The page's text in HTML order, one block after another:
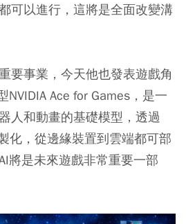
可以進行，這將是全面改變溝
要事業，今天他也發表遊戲角
NVIDIA Ace for Games，是一
人和動畫的基礎模型，透過
化，從邊緣裝置到雲端都可部
將是未來遊戲非常重要一部